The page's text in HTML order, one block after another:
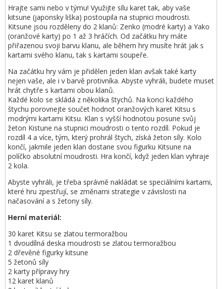
Hrajte sami nebo v týmu! Využijte sílu karet tak, aby vaše
kitsune (japonsky liška) postoupila na stupnici moudrosti.
Kitsune jsou rozděleny do 2 klanů: Zenko (modré karty) a Yako
(oranžové karty) po 1 až 3 hráčích. Od začátku hry máte
přiřazenou svoji barvu klanu, ale během hry musíte hrát jak s
kartami svého klanu, tak s kartami soupeře.
Na začátku hry vám je přidělen jeden klan avšak také karty
nejen vaše, ale i v barvě protivníka. Abyste vyhráli, budete muset
hrát chytře s kartami obou klanů.
Každé kolo se skládá z několika štychů. Na konci každého
štychu porovnejte součet hodnot oranžových karet Kitsu s
modrými kartami Kitsu. Klan s vyšší hodnotou posune svůj
žeton Kistune na stupnici moudrosti o tento rozdíl. Pokud je
rozdíl 4 a více, tým, který prohrál štych, získá žeton síly. Kolo
končí, jakmile jeden klan dostane svou figurku Kitsune na
políčko absolutní moudrosti. Hra končí, když jeden klan vyhraje
2 kola.
Abyste vyhráli, je třeba správně nakládat se speciálními kartami,
které hru zpestřují, se změnami strategie v závislosti na
načasování a s žetony síly.
Herní materiál:
30 karet Kitsu se zlatou termoražbou
1 dvoudílná deska moudrosti se zlatou termoražbou
2 dřevěné figurky kitsune
5 žetonů síly
2 karty přípravy hry
12 karet klanů